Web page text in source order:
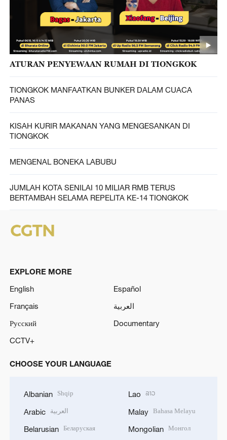
ATURAN PENYEWAAN RUMAH DI TIONGKOK
TIONGKOK MANFAATKAN BUNKER DALAM CUACA
PANAS
KISAH KURIR MAKANAN YANG MENGESANKAN DI
TIONGKOK
MENGENAL BONEKA LABUBU
JUMLAH KOTA SENILAI 10 MILIAR RMB TERUS
BERTAMBAH SELAMA REPELITA KE-14 TIONGKOK
EXPLORE MORE
English
Español
Français
العربية
Русский
Documentary
CCTV+
CHOOSE YOUR LANGUAGE
Albanian Shqip
Arabic العربية
Belarusian Беларуская
Lao ລາວ
Malay Bahasa Melayu
Mongolian Монгол